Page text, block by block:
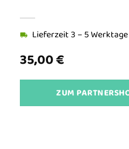
35,00€
Lieferzeit 3 – 5 Werktage
ZUM